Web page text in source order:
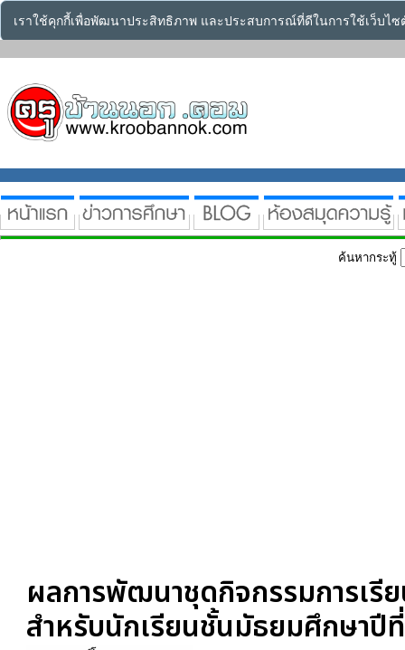
เราใช้คุกกี้เพื่อพัฒนาประสิทธิภาพ และประสบการณ์ที่ดีในการใช้เว็บไ
ค้นหากระทู้
ผลการพัฒนาชุดกิจกรรมการเรี
สำหรับนักเรียนชั้นมัธยมศึกษาปี